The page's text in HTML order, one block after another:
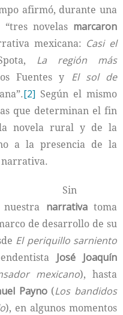
afirmó, durante una
novelas marcaron
mexicana: Casi el
La región más
Fuentes y El sol de
[2] Según el mismo
que determinan el fin
novela rural y de la
a la presencia de la
narrativa.
Sin
narrativatoma
de desarrollo de su
El periquillo sarniento
José Joaquín
mexicano), hasta
Payno(Los bandidos
), en algunos momentos